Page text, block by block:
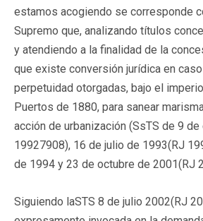
estamos acogiendo se corresponde
Supremo que, analizando títulos
y atendiendo a la finalidad de la
que existe conversión jurídica en
perpetuidad otorgadas, bajo el
Puertos de 1880, para sanear
acción de urbanización (SsTS de 9
19927908), 16 de julio de 1993(RJ
de 1994 y 23 de octubre de 2001(RJ
Siguiendo laSTS 8 de julio 2002(RJ